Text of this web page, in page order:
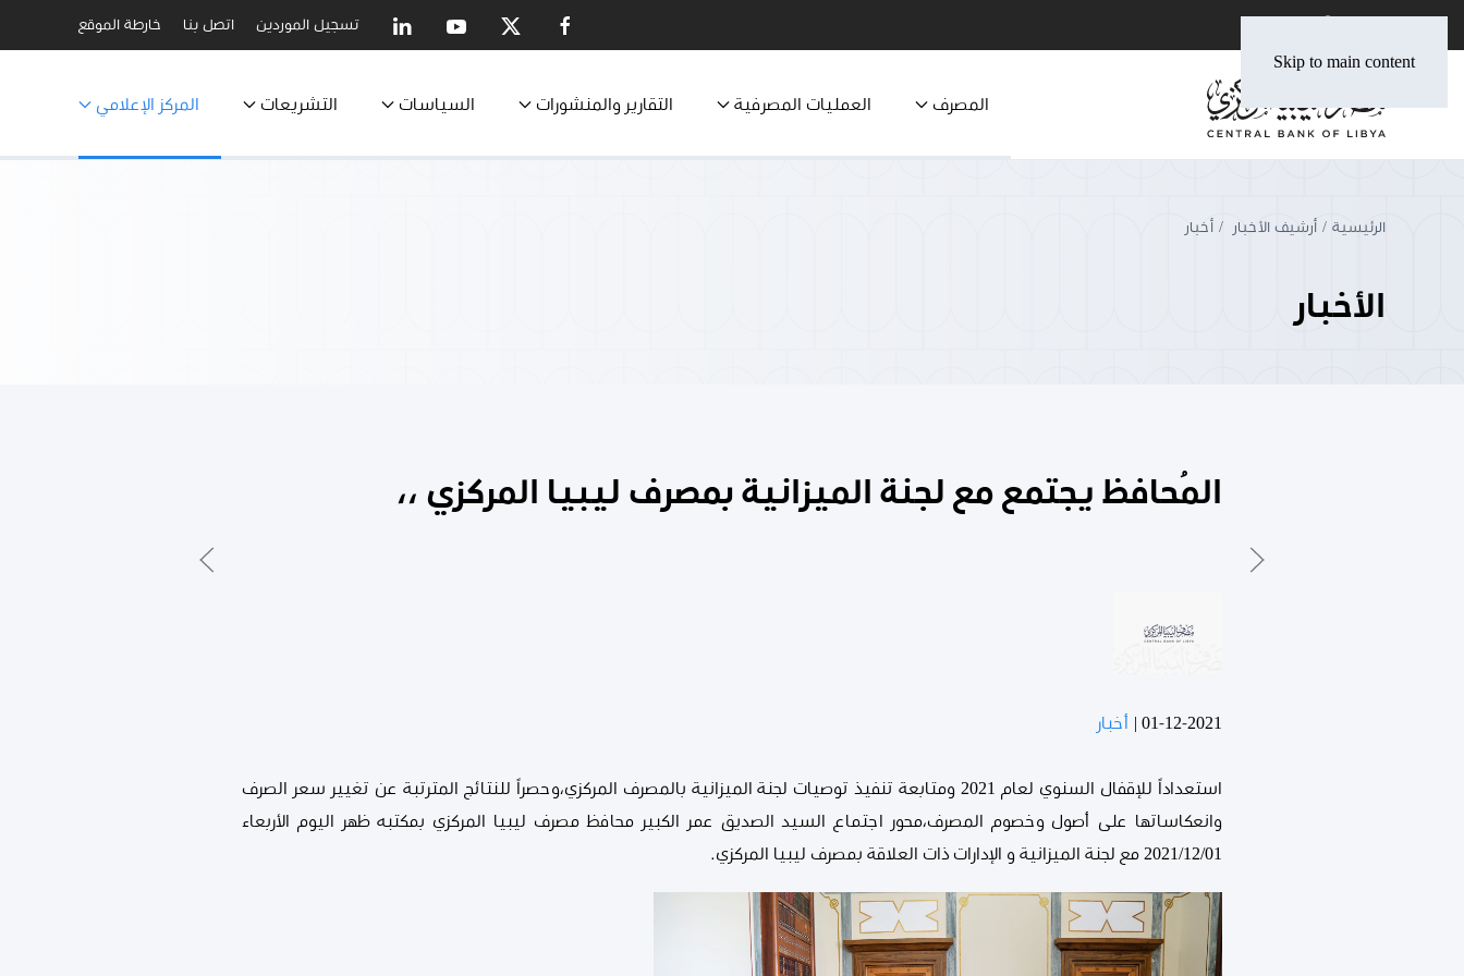
Skip to main content
تسجيل الموردين اتصل بنا خارطة الموقع
المصرف العمليات المصرفية التقارير والمنشورات السياسات التشريعات المركز الإعلامي
الرئيسية أرشيف الأخبار أخبار
الأخبار
المُحافظ يجتمع مع لجنة الميزانية بمصرف ليبيا المركزي ،،
01-12-2021 أخبار
استعداداً للإقفال السنوي لعام 2021 ومتابعة تنفيذ توصيات لجنة الميزانية بالمصرف المركزي،وحصراً للنتائج المترتبة عن تغيير سعر الصرف
وانعكاساتها على أصول وخصوم المصرف،محور اجتماع السيد الصديق عمر الكبير محافظ مصرف ليبيا المركزي بمكتبه ظهر اليوم الأربعاء
2021/12/01 مع لجنة الميزانية و الإدارات ذات العلاقة بمصرف ليبيا المركزي.